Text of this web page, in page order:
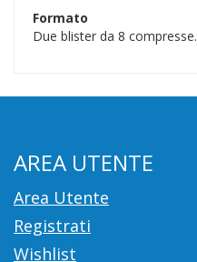
Formato
Due blister da 8 compresse.
AREA UTENTE
Area Utente
Registrati
Wishlist